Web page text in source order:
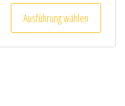
weist mehrere Varianten
Ausführung wählen